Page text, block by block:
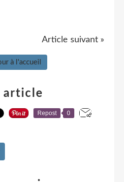
Article suivant »
à l'accueil
article
Repost 0